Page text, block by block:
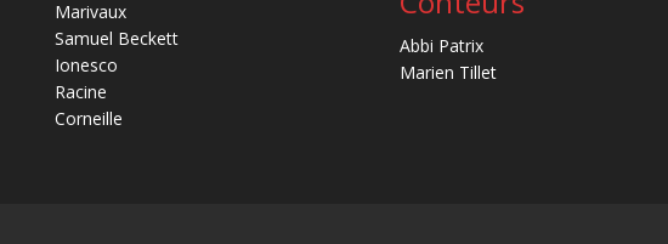
Marivaux
Samuel Beckett
Ionesco
Racine
Corneille
Abbi Patrix
Marien Tillet